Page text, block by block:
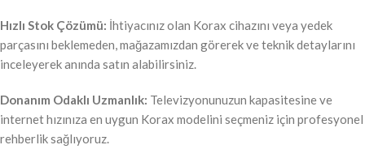
Hızlı Stok Çözümü: İhtiyacınız olan Korax cihazını veya yedek
parçasını beklemeden, mağazamızdan görerek ve teknik detaylarını
inceleyerek anında satın alabilirsiniz.
Donanım Odaklı Uzmanlık: Televizyonunuzun kapasitesine ve
internet hızınıza en uygun Korax modelini seçmeniz için profesyonel
rehberlik sağlıyoruz.